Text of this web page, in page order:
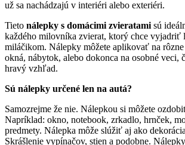
už sa nachádzajú v interiéri alebo exteriéri.
Tieto nálepky s domácimi zvieratamisú
každého milovníka zvierat, ktorý chce vyjadriť
miláčikom. Nálepky môžete aplikovať na
okná, nábytok, alebo dokonca na osobné veci,
hravý vzhľad.
Sú nálepky určené len na autá?
Samozrejme že nie. Nálepkou si môžete
Napríklad: okno, notebook, zrkadlo, hrnček,
predmety. Nálepka môže slúžiť aj ako
Skrášlenie vypínačov, stien a podobne.